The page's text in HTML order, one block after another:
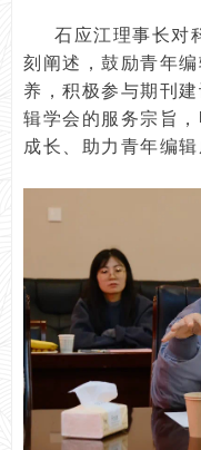
石应江理事长对
刻阐述，鼓励青年
养，积极参与期刊
辑学会的服务宗旨
成长、助力青年编